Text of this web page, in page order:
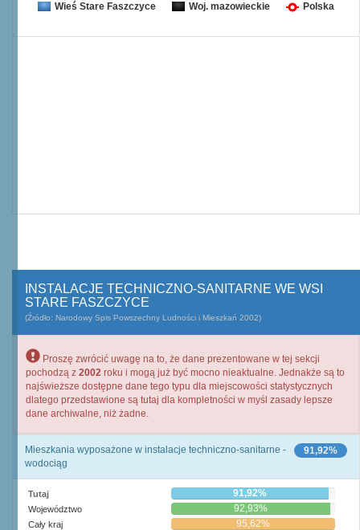
Wieś Stare Faszczyce Woj. mazowieckie Polska
INSTALACJE TECHNICZNO-SANITARNE WE WSI
STARE FASZCZYCE
(Źródło: Narodowy Spis Powszechny Ludności i Mieszkań 2002)
Proszę zwrócić uwagę na to, że dane prezentowane w tej sekcji
pochodzą z 2002 roku i mogą już być mocno nieaktualne. Jednakże są to
najświeższe dostępne dane tego typu dla miejscowości statystycznych
dlatego przedstawione są tutaj dla kompletności w myśl zasady lepsze
dane archiwalne, niż żadne.
91,92%
Mieszkania wyposażone w instalacje techniczno-sanitarne -
wodociąg
Tutaj 91,92%
Województwo 92,93%
Cały kraj 95,62%